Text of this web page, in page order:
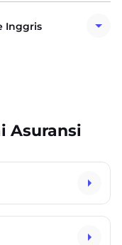
Inggris
Asuransi